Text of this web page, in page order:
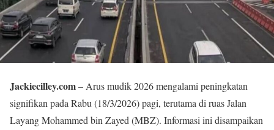
Jackiecilley.com– Arus mudik 2026 mengalami peningkatan
signifikan pada Rabu (18/3/2026) pagi, terutama di ruas Jalan
Layang Mohammed bin Zayed (MBZ). Informasi ini disampaikan